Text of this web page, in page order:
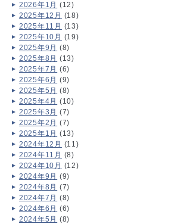
2026年1月 (12)
2025年12月 (18)
2025年11月 (13)
2025年10月 (19)
2025年9月 (8)
2025年8月 (13)
2025年7月 (6)
2025年6月 (9)
2025年5月 (8)
2025年4月 (10)
2025年3月 (7)
2025年2月 (7)
2025年1月 (13)
2024年12月 (11)
2024年11月 (8)
2024年10月 (12)
2024年9月 (9)
2024年8月 (7)
2024年7月 (8)
2024年6月 (6)
2024年5月 (8)